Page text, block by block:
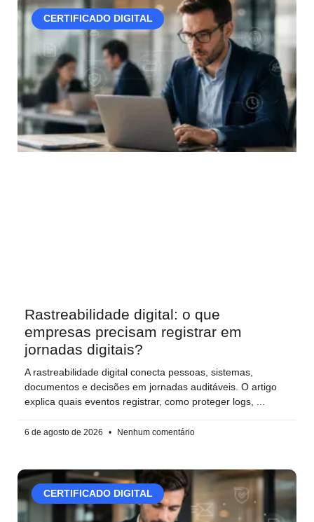
CERTIFICADO DIGITAL
Rastreabilidade digital: o que
empresas precisam registrar em
jornadas digitais?
A rastreabilidade digital conecta pessoas, sistemas,
documentos e decisões em jornadas auditáveis. O artigo
explica quais eventos registrar, como proteger logs,
6 de agosto de 2026 Nenhum comentário
CERTIFICADO DIGITAL